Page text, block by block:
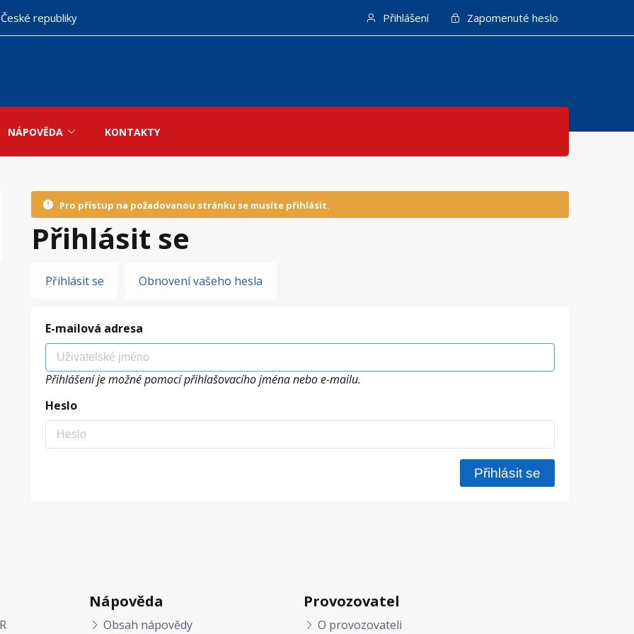
republiky Přihlášení Zapomenuté heslo
NÁPOVĚDA KONTAKTY
Pro přístup na požadovanou stránku se musíte přihlásit.
Přihlásit se
Hlavní
Přihlásit se Obnovení vašeho hesla
E-mailová adresa
Přihlášení je možné pomocí přihlašovacího jména nebo e-mailu.
Heslo
Nápověda
Obsah nápovědy
Provozovatel
O provozovateli